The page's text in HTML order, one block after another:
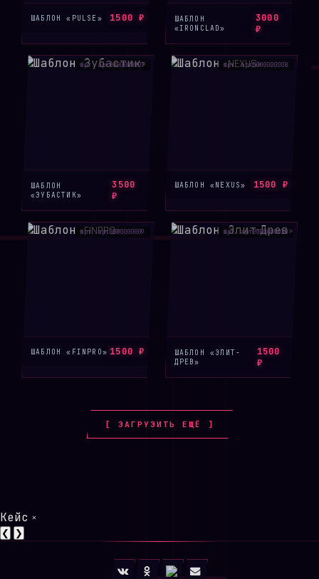
ШАБЛОН «PULSE» 1500 ₽
ШАБЛОН
«IRONCLAD»
3000
₽
ШАБЛОН
«ЗУБАСТИК»
3500
₽
арт. арт0000000007
ШАБЛОН «NEXUS» 1500 ₽
арт. арт0000000008
ШАБЛОН «FINPRO» 1500 ₽
арт. арт0000000009
ШАБЛОН «ЭЛИТ-
ДРЕВ»
1500
₽
арт. арт0000000010
[ ЗАГРУЗИТЬ ЕЩЁ ]
Кейс ×
❮ ❯